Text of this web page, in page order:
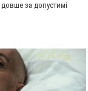
за допустимі